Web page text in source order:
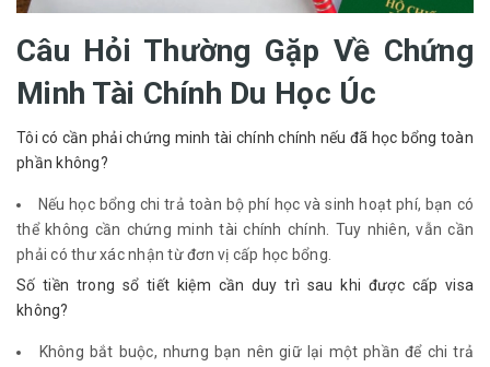
Câu Hỏi Thường Gặp Về Chứng
Minh Tài Chính Du Học Úc
Tôi có cần phải chứng minh tài chính chính nếu đã học bổng toàn
phần không?
Nếu học bổng chi trả toàn bộ phí học và sinh hoạt phí, bạn có
thể không cần chứng minh tài chính chính. Tuy nhiên, vẫn cần
phải có thư xác nhận từ đơn vị cấp học bổng.
Số tiền trong sổ tiết kiệm cần duy trì sau khi được cấp visa
không?
Không bắt buộc, nhưng bạn nên giữ lại một phần để chi trả